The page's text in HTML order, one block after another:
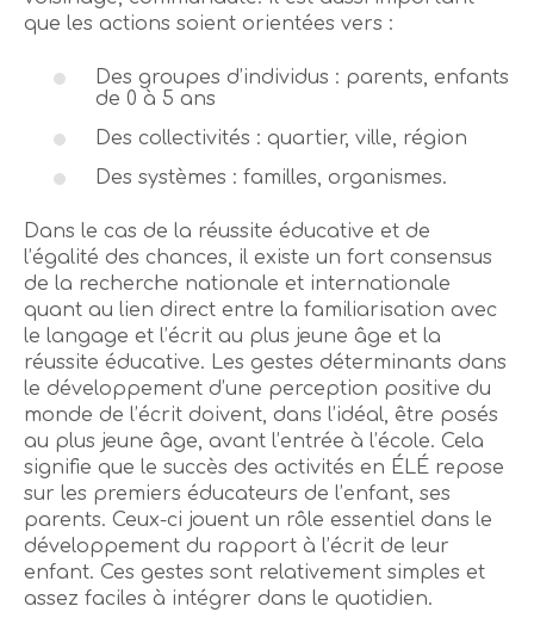
que les actions soient orientées vers :
Des groupes d’individus : parents, enfants
de 0 à 5 ans
Des collectivités : quartier, ville, région
Des systèmes : familles, organismes.
Dans le cas de la réussite éducative et de
l’égalité des chances, il existe un fort consensus
de la recherche nationale et internationale
quant au lien direct entre la familiarisation avec
le langage et l’écrit au plus jeune âge et la
réussite éducative. Les gestes déterminants dans
le développement d’une perception positive du
monde de l’écrit doivent, dans l’idéal, être posés
au plus jeune âge, avant l’entrée à l’école. Cela
signifie que le succès des activités en ÉLÉ repose
sur les premiers éducateurs de l’enfant, ses
parents. Ceux-ci jouent un rôle essentiel dans le
développement du rapport à l’écrit de leur
enfant. Ces gestes sont relativement simples et
assez faciles à intégrer dans le quotidien.